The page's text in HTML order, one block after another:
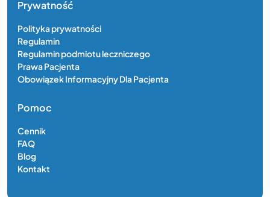
Prywatność
Polityka prywatności
Regulamin
Regulamin podmiotu leczniczego
Prawa Pacjenta
Obowiązek Informacyjny Dla Pacjenta
Pomoc
Cennik
FAQ
Blog
Kontakt